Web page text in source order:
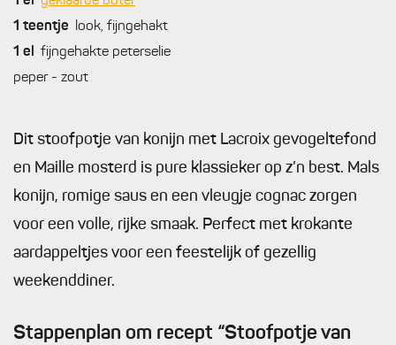
1 teentje
look, fijngehakt
1 el
fijngehakte peterselie
peper - zout
Dit stoofpotje van konijn met Lacroix gevogeltefond
en Maille mosterd is pure klassieker op z’n best. Mals
konijn, romige saus en een vleugje cognac zorgen
voor een volle, rijke smaak. Perfect met krokante
aardappeltjes voor een feestelijk of gezellig
weekenddiner.
Stappenplan om recept “Stoofpotje van